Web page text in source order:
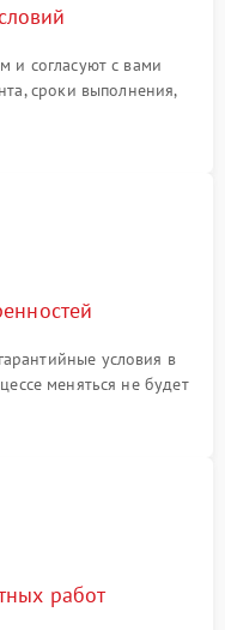
и согласуют с вами
сроки выполнения,
условия в
меняться не будет
работ